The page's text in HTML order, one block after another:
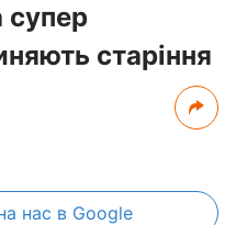
супер
старіння
нас в Google